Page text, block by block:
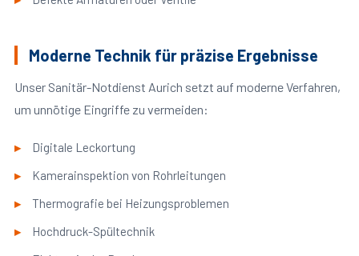
Moderne Technik für präzise Ergebnisse
Unser Sanitär-Notdienst Aurich setzt auf moderne Verfahren,
um unnötige Eingriffe zu vermeiden:
Digitale Leckortung
Kamerainspektion von Rohrleitungen
Thermografie bei Heizungsproblemen
Hochdruck-Spültechnik